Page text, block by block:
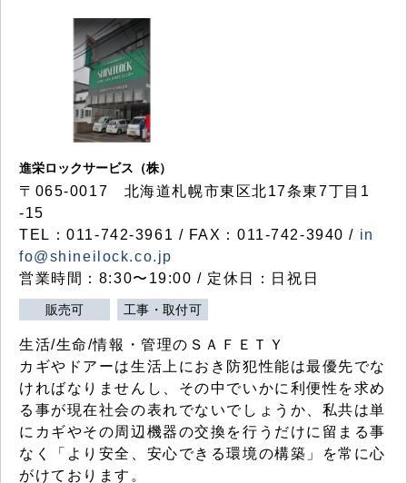
進栄ロックサービス（株）
〒065-0017 北海道札幌市東区北17条東7丁目1
-15
TEL：011-742-3961 / FAX：011-742-3940 / in
fo@shineilock.co.jp
営業時間：8:30〜19:00 / 定休日：日祝日
販売可 工事・取付可
生活/生命/情報・管理のＳＡＦＥＴＹ
カギやドアーは生活上におき防犯性能は最優先でな
ければなりませんし、その中でいかに利便性を求め
る事が現在社会の表れでないでしょうか、私共は単
にカギやその周辺機器の交換を行うだけに留まる事
なく「より安全、安心できる環境の構築」を常に心
がけております。